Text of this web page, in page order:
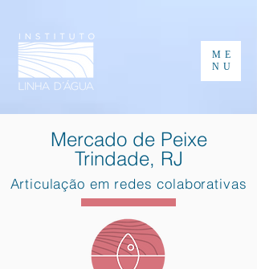
ME
NU
Mercado de Peixe
Trindade, RJ
Articulação em redes colaborativas